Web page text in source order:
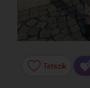
Tetszik